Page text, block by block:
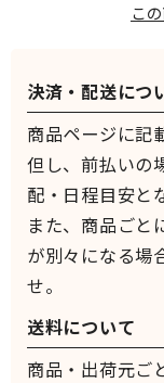
こ
決済・配送につ
商品ページに記
但し、前払いの
配・日程目安と
また、商品ごと
が別々になる場
せ。
送料について
商品・出荷元ご